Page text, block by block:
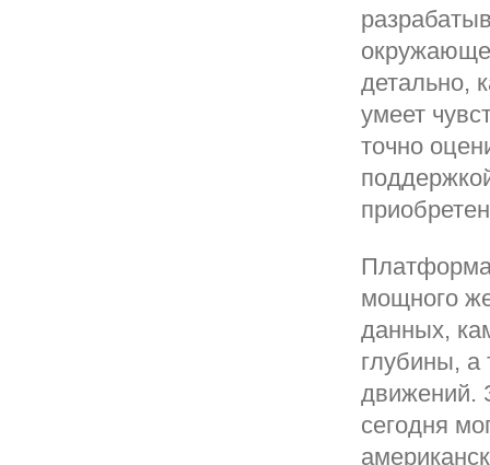
детально,
умеет
точно
Платформа
мощного
данных,
глубины, а
движений.
сегодня